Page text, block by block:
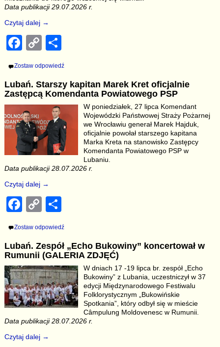
Data publikacji 29.07.2026 r.
Czytaj dalej →
F
e
b
o
o
k
C
p
y
Li
n
k
h
e
Zostaw odpowiedź
Lubań. Starszy kapitan Marek Kret oficjalnie
Zastępcą Komendanta Powiatowego PSP
W poniedziałek, 27 lipca Komendant
Wojewódzki Państwowej Straży Pożarnej
we Wrocławiu generał Marek Hajduk,
oficjalnie powołał starszego kapitana
Marka Kreta na stanowisko Zastępcy
Komendanta Powiatowego PSP w
Lubaniu.
Data publikacji 28.07.2026 r.
Czytaj dalej →
F
e
b
o
o
C
p
y
Li
n
k
h
e
Zostaw odpowiedź
Lubań. Zespół „Echo Bukowiny” koncertował w
Rumunii (GALERIA ZDJĘĆ)
W dniach 17 -19 lipca br. zespół „Echo
Bukowiny” z Lubania, uczestniczył w 37
edycji Międzynarodowego Festiwalu
Folklorystycznym „Bukowińskie
Spotkania”, który odbył się w mieście
Câmpulung Moldovenesc w Rumunii.
Data publikacji 28.07.2026 r.
Czytaj dalej →